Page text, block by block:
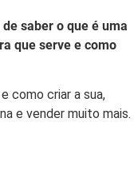
saber o que é uma
que serve e como
como criar a sua,
e vender muito mais.